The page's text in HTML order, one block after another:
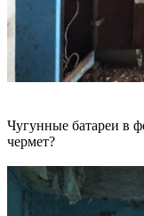
Чугунные батареи в
чермет?